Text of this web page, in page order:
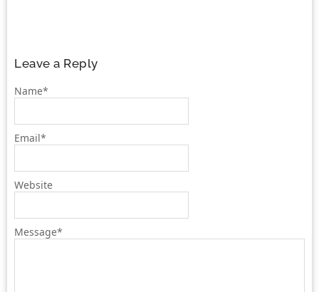
Leave a Reply
Message*
Name*
Email*
Website